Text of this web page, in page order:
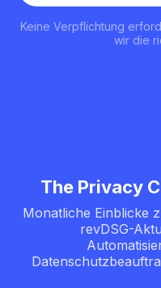
Keine Verpflichtung
wir die
The Privacy
Monatliche Einblicke
revDSG-